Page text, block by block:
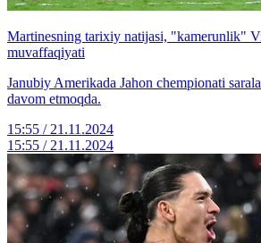
Martinesning tarixiy natijasi, "kamerunlik"
muvaffaqiyati
Janubiy Amerikada Jahon chempionati
davom etmoqda.
15:55 / 21.11.2024
15:55 / 21.11.2024